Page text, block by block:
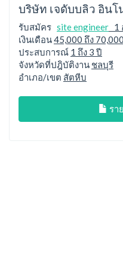
บริษัท เจดับบลิว อินโ
รับสมัคร site engineer 1
เงินเดือน45,000 ถึง
ประสบการณ์ 1 ถึง 3 ปี
จังหวัดที่ปฎิบัติงาน ชลบุรี
อำเภอ/เขต สัตหีบ
รา